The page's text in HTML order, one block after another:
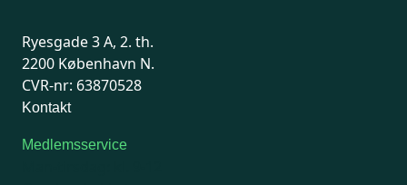
Ryesgade 3 A, 2. th.
2200 København N.
CVR-nr: 63870528
Kontakt
Medlemsservice